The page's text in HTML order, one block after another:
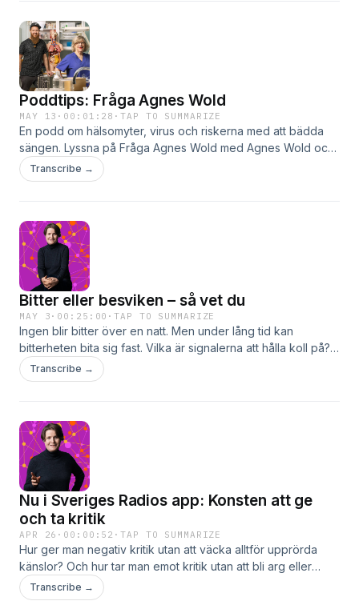
passar in i vår tid. Sommarserien om dödssynderna startar
fredagen den 26 juni – lyssna i Sveriges Radios app!
Poddtips: Fråga Agnes Wold
MAY 13 · 00:01:28 ·TAP TO SUMMARIZE
En podd om hälsomyter, virus och riskerna med att bädda
sängen. Lyssna på Fråga Agnes Wold med Agnes Wold och
Christer Lundberg i Sveriges Radios app. Nya avsnitt hör du
bara hos Sveriges Radio.
Transcribe →
Bitter eller besviken – så vet du
MAY 3 · 00:25:00 ·TAP TO SUMMARIZE
Ingen blir bitter över en natt. Men under lång tid kan
bitterheten bita sig fast. Vilka är signalerna att hålla koll på?
Lyssna på alla avsnitt i Sveriges Radios app. ”Det är inte
bitterhet förrän det har blivit som ett återkommande
besvikelse, ilska, sorg eller vanmakt blir konstanta.
Tillsammans med Louise analyserar hon hur bitterheten
byggs upp över tid och hur den ibland fungerar som en
psykologisk skyddsmekanism. Dessutom diskuteras hur man
kan upptäcka och stoppa förbittringsprocessen samt hur
man hjälper en närstående som fastnat i det frusna
tillståndet.Programledare: Louise EpsteinGäst: Anna Bennich,
legitimerad psykolog och författareProducent: Tommie
Jönsson
Transcribe →
Nu i Sveriges Radios app: Konsten att ge
och ta kritik
APR 26 · 00:00:52 ·TAP TO SUMMARIZE
Hur ger man negativ kritik utan att väcka alltför upprörda
känslor? Och hur tar man emot kritik utan att bli arg eller
sårad? Lyssna på alla avsnitt i Sveriges Radios app. Lyssna i
Transcribe →